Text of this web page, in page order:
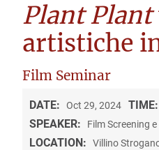
Plant Plant
artistiche
Film Seminar
DATE: Oct 29, 2024 TIME:
SPEAKER: Film Screening
LOCATION: Villino